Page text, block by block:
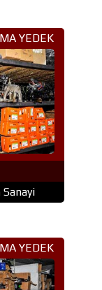
YEDEK
(50)
İndirim
Sanayi
YEDEK
(47)